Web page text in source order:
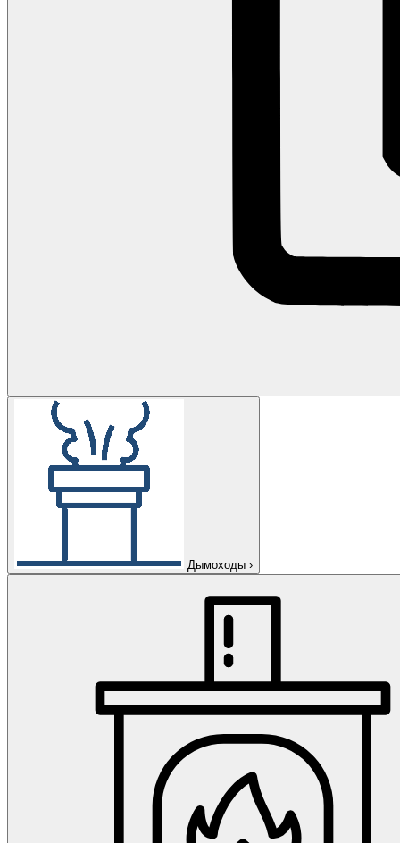
Дымоходы ›